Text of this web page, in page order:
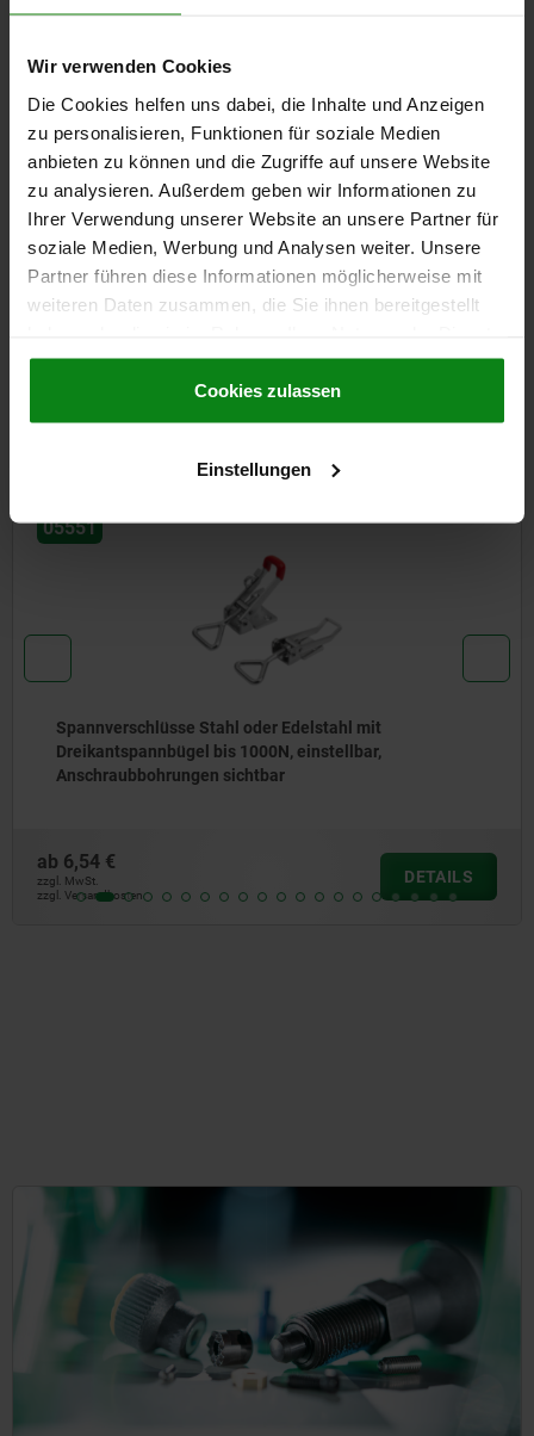
Wir verwenden Cookies
Die Cookies helfen uns dabei, die Inhalte und Anzeigen
zu personalisieren, Funktionen für soziale Medien
anbieten zu können und die Zugriffe auf unsere Website
zu analysieren. Außerdem geben wir Informationen zu
Ihrer Verwendung unserer Website an unsere Partner für
soziale Medien, Werbung und Analysen weiter. Unsere
Partner führen diese Informationen möglicherweise mit
weiteren Daten zusammen, die Sie ihnen bereitgestellt
gesammelt haben.Cookie Richtlinien
Datenschutz|AGB
Cookies zulassen
Einstellungen
6,47 €
zzgl. Versandkosten
DETAILS
DETAILS
CAD
DOWNLOADS
Andere Kunden kauften auch
mit
DETAILS
05550-05
Spannverschlüsse Stahl oder
beweglichem
zzgl. Versandkosten